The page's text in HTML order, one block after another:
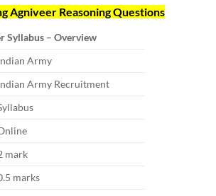
Agniveer Reasoning Questions
Syllabus – Overview
Army
Army Recruitment
mark
marks